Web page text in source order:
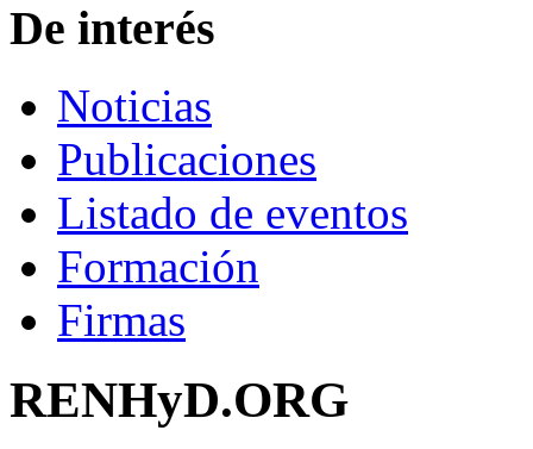
De interés
Noticias
Publicaciones
Listado de eventos
Formación
Firmas
RENHyD.ORG